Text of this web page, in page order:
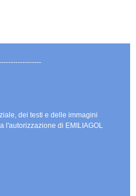
dei testi e delle immagini
l'autorizzazione di EMILIAGOL